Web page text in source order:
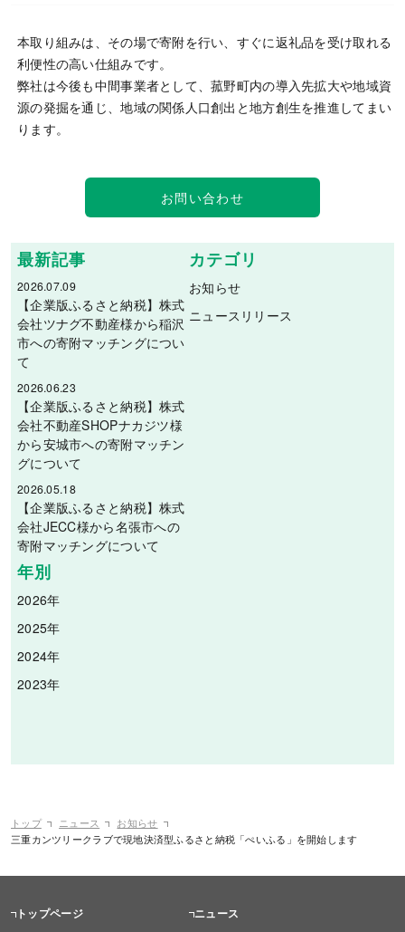
本取り組みは、その場で寄附を行い、すぐに返礼品を受け取れる
利便性の高い仕組みです。
弊社は今後も中間事業者として、菰野町内の導入先拡大や地域資
源の発掘を通じ、地域の関係人口創出と地方創生を推進してまい
ります。
お問い合わせ
最新記事
2026.07.09
【企業版ふるさと納税】株式
会社ツナグ不動産様から稲沢
市への寄附マッチングについ
て
2026.06.23
【企業版ふるさと納税】株式
会社不動産SHOPナカジツ様
から安城市への寄附マッチン
グについて
2026.05.18
【企業版ふるさと納税】株式
会社JECC様から名張市への
寄附マッチングについて
カテゴリ
お知らせ
ニュースリリース
年別
2026年
2025年
2024年
2023年
トップ ニュース
お知らせ
三重カンツリークラブで現地決済型ふるさと納税「ぺいふる」を開始します
トップページ
ニュース